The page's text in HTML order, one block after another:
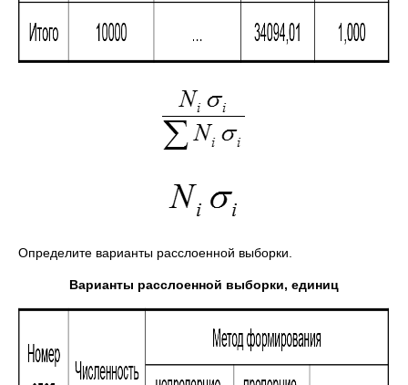
Определите варианты расслоенной выборки.
Варианты расслоенной выборки, единиц